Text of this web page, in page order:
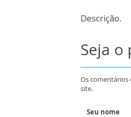
Descrição.
Seja
Os comentários
site.
Seu nome